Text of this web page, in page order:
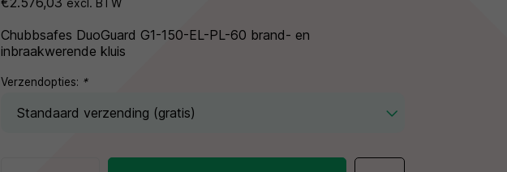
Chubbsafes DuoGuard G1-150-EL-PL-60 brand- en
inbraakwerende kluis
Verzendopties: *